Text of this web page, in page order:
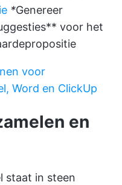
*Genereer
voor het
voor
Word en ClickUp
en
staat in steen